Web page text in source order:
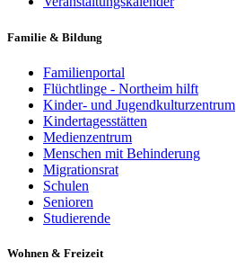
Familie & Bildung
Familienportal
Flüchtlinge - Northeim hilft
Kinder- und Jugendkulturzentrum
Kindertagesstätten
Medienzentrum
Menschen mit Behinderung
Migrationsrat
Schulen
Senioren
Studierende
Wohnen & Freizeit